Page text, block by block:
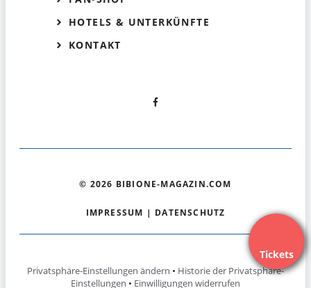
Tickets
HOTELS & UNTERKÜNFTE
KONTAKT
© 2026 BIBIONE-MAGAZIN.COM
IMPRESSUM | DATENSCHUTZ
Privatsphäre-Einstellungen ändern • Historie der Privatsphäre-
Einstellungen • Einwilligungen widerrufen